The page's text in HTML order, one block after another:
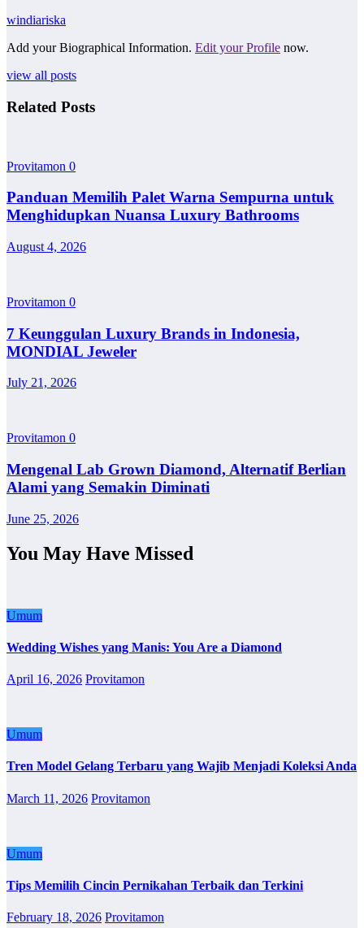
windiariska
Add your Biographical Information. Edit your Profile now.
view all posts
Related Posts
Provitamon 0
Panduan Memilih Palet Warna Sempurna untuk
Menghidupkan Nuansa Luxury Bathrooms
August 4, 2026
Provitamon 0
7 Keunggulan Luxury Brands in Indonesia,
MONDIAL Jeweler
July 21, 2026
Provitamon 0
Mengenal Lab Grown Diamond, Alternatif Berlian
Alami yang Semakin Diminati
June 25, 2026
You May Have Missed
Umum
Wedding Wishes yang Manis: You Are a Diamond
April 16, 2026 Provitamon
Umum
Tren Model Gelang Terbaru yang Wajib Menjadi Koleksi Anda
March 11, 2026 Provitamon
Umum
Tips Memilih Cincin Pernikahan Terbaik dan Terkini
February 18, 2026 Provitamon